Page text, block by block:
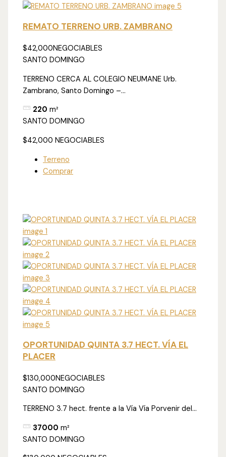
REMATO TERRENO URB. ZAMBRANO
$42,000NEGOCIABLES
SANTO DOMINGO
TERRENO CERCA AL COLEGIO NEUMANE Urb.
Zambrano, Santo Domingo –...
220 m²
SANTO DOMINGO
$42,000 NEGOCIABLES
Terreno
Comprar
OPORTUNIDAD QUINTA 3.7 HECT. VÍA EL
PLACER
$130,000NEGOCIABLES
SANTO DOMINGO
TERRENO 3.7 hect. frente a la Vía Vía Porvenir del...
37000 m²
SANTO DOMINGO